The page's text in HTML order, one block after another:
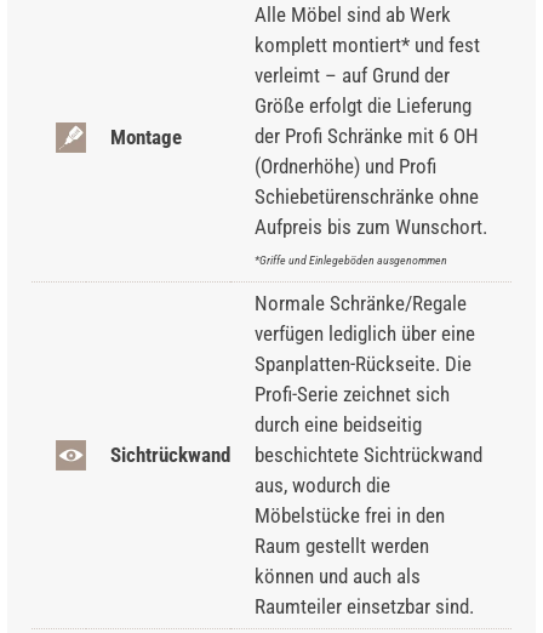
Montage
Alle Möbel sind ab Werk
komplett montiert* und fest
verleimt – auf Grund der
Größe erfolgt die Lieferung
der Profi Schränke mit 6 OH
(Ordnerhöhe) und Profi
Schiebetürenschränke ohne
Aufpreis bis zum Wunschort.
*Griffe und Einlegeböden ausgenommen
Sichtrückwand
Normale Schränke/Regale
verfügen lediglich über eine
Spanplatten-Rückseite. Die
Profi-Serie zeichnet sich
durch eine beidseitig
beschichtete Sichtrückwand
aus, wodurch die
Möbelstücke frei in den
Raum gestellt werden
können und auch als
Raumteiler einsetzbar sind.